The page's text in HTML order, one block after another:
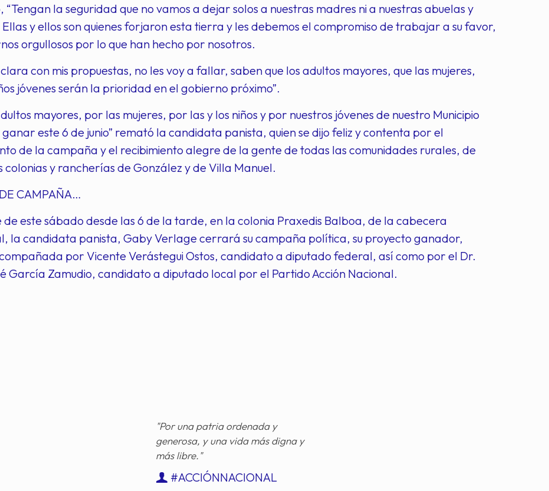
“Tengan la seguridad que no vamos a dejar solos a nuestras madres ni a nuestras abuelas y
y ellos son quienes forjaron esta tierra y les debemos el compromiso de trabajar a su favor,
orgullosos por lo que han hecho por nosotros.
clara con mis propuestas, no les voy a fallar, saben que los adultos mayores, que las mujeres,
jóvenes serán la prioridad en el gobierno próximo”.
mayores, por las mujeres, por las y los niños y por nuestros jóvenes de nuestro Municipio
este 6 de junio” remató la candidata panista, quien se dijo feliz y contenta por el
de la campaña y el recibimiento alegre de la gente de todas las comunidades rurales, de
colonias y rancherías de González y de Villa Manuel.
CAMPAÑA…
este sábado desde las 6 de la tarde, en la colonia Praxedis Balboa, de la cabecera
la candidata panista, Gaby Verlage cerrará su campaña política, su proyecto ganador,
por Vicente Verástegui Ostos, candidato a diputado federal, así como por el Dr.
García Zamudio, candidato a diputado local por el Partido Acción Nacional.
"Por una patria ordenada y
generosa, y una vida más digna y
más libre."
#ACCIÓNNACIONAL